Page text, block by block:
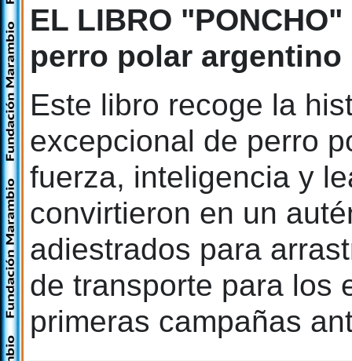
EL LIBRO
perro polar argentino
Este libro recoge la
excepcional de perro
fuerza, inteligencia y
convirtieron en un
adiestrados para
de transporte para los
primeras campañas